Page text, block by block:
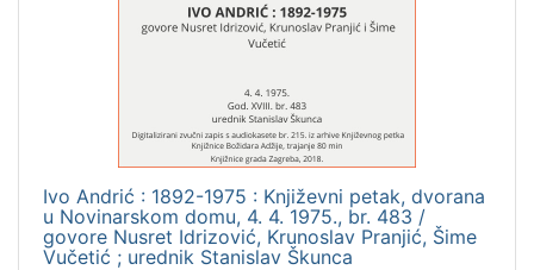
Ivo Andrić : 1892-1975 : Književni petak, dvorana
u Novinarskom domu, 4. 4. 1975., br. 483 /
govore Nusret Idrizović, Krunoslav Pranjić, Šime
Vučetić ; urednik Stanislav Škunca